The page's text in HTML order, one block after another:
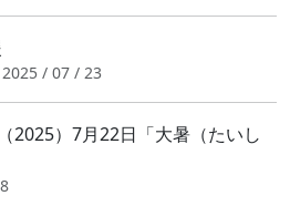
2025 / 07 / 23
）7月22日「大暑（たいし